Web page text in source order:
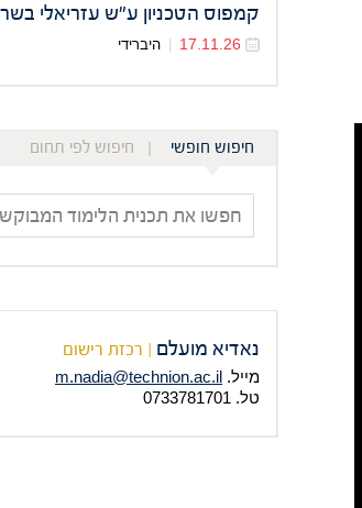
קמפוס הטכניון ע"ש עזריאלי
17.11.26 היברידי
חיפוש חופשי חיפוש לפי תחום
חפשו
את
תכנית
הלימוד
נאדיא מועלם | רכזת רישום
מייל. m.nadia@technion.ac.il
טל. 0733781701